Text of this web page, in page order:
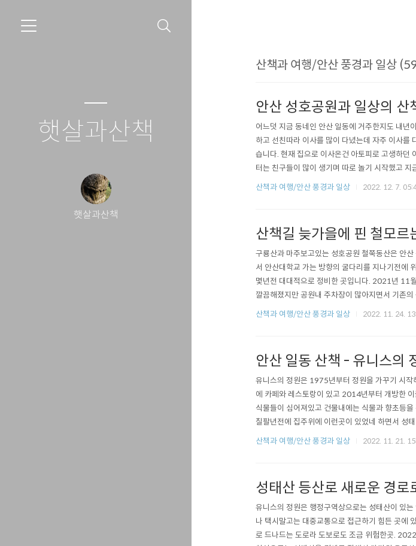
햇살과산책
햇살과산책
산책과 여행/안산 풍경과 일상
안산 성호공원과 일상의 산
어느덧 지금 동네인 안산 일동에 거주한지도 내
하고 선친따라 이사를 많이 다녔는데 자주 이사를
습니다. 현재 집으로 이사온건 아토피로 고생하던
터는 친구들이 많이 생기며 따로 놀기 시작했고
최근 몇년간은 매일매일 출근하다시피 가고 있습
산책과 여행/안산 풍경과 일상 2022. 12. 7.
산책길 늦가을에 핀 철모
구룡산과 마주보고있는 성호공원 철쭉동산은 안
서 안산대학교 가는 방향의 굴다리를 지나기전에
몇년전 대대적으로 정비한 곳입니다. 2021년 11
깔끔해졌지만 공원내 주차장이 많아지면서 기존
사라져 아쉬움도 생긴곳입니다. 그래도 전반적으
산책과 여행/안산 풍경과 일상 2022. 11. 24.
안산 일동 산책 - 유니스의
유니스의 정원은 1975년부터 정원을 가꾸기 시
에 카페와 레스토랑이 있고 2014년부터 개방한
식물들이 심어져있고 건물내에는 식물과 향초등
칠팔년전에 집주위에 이런곳이 있었네 하면서 성
팔곡일동으로 바로 옆 동네이고 지리적으로도 가
산책과 여행/안산 풍경과 일상 2022. 11. 21.
성태산 등산로 새로운 경로
유니스의 정원은 행정구역상으로는 성태산이 있
나 택시말고는 대중교통으로 접근하기 힘든 곳에
로 드나드는 도로라 도보로도 조금 위험한곳.